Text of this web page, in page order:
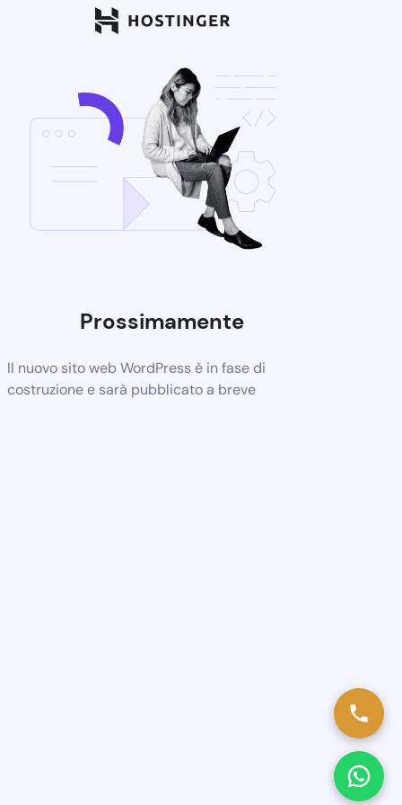
Prossimamente
Il nuovo sito web WordPress è in fase di
costruzione e sarà pubblicato a breve